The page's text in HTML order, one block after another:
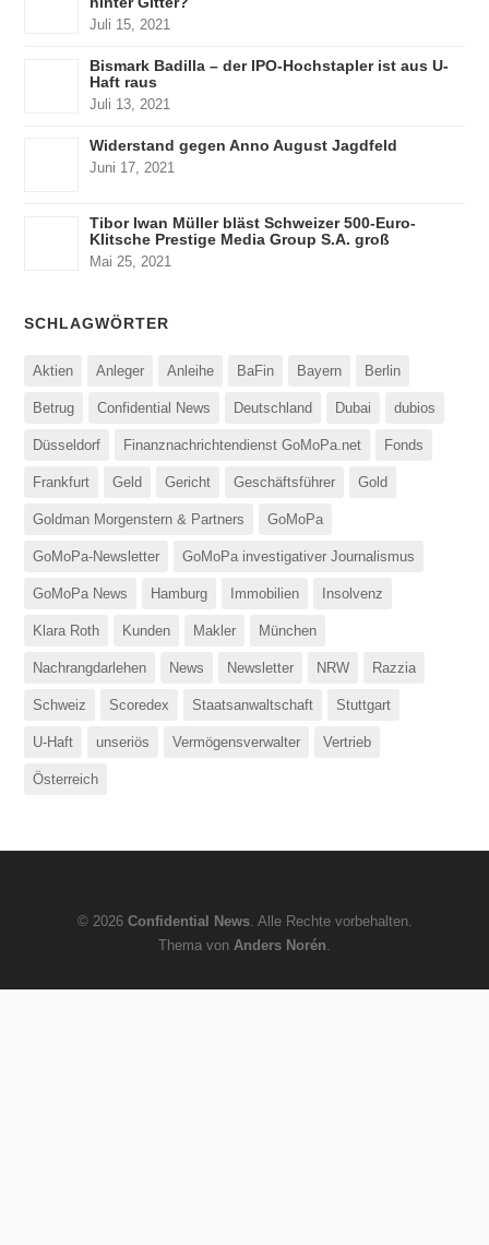
Juli 15, 2021
Bismark Badilla – der IPO-Hochstapler ist aus U-
Haft raus
Juli 13, 2021
Widerstand gegen Anno August Jagdfeld
Juni 17, 2021
Tibor Iwan Müller bläst Schweizer 500-Euro-
Klitsche Prestige Media Group S.A. groß
Mai 25, 2021
SCHLAGWÖRTER
Aktien Anleger Anleihe BaFin Bayern Berlin
Betrug Confidential News Deutschland Dubai dubios
Düsseldorf Finanznachrichtendienst GoMoPa.net Fonds
Frankfurt Geld Gericht Geschäftsführer Gold
Goldman Morgenstern & Partners GoMoPa
GoMoPa-Newsletter GoMoPa investigativer Journalismus
GoMoPa News Hamburg Immobilien Insolvenz
Klara Roth Kunden Makler München
Nachrangdarlehen News Newsletter NRW Razzia
Schweiz Scoredex Staatsanwaltschaft Stuttgart
U-Haft unseriös Vermögensverwalter Vertrieb
Österreich
© 2026 Confidential News. Alle Rechte vorbehalten.
Thema von Anders Norén.